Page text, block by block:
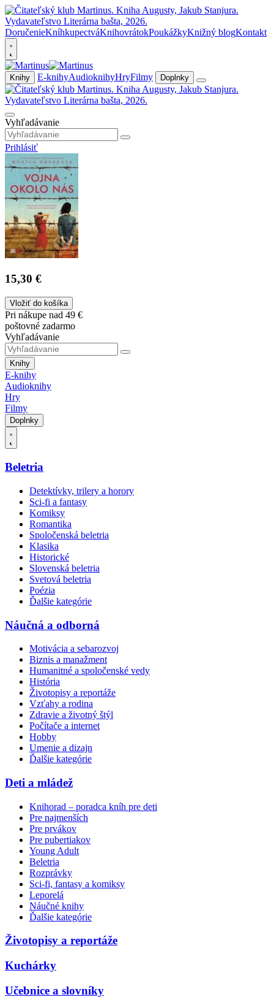
DoručenieKníhkupectváKnihovrátokPoukážkyKnižný blogKontakt
Knihy E-knihyAudioknihyHryFilmy Doplnky
Vyhľadávanie
Prihlásiť
15,30 €
Vložiť do košíka
Pri nákupe nad 49 €
poštovné zadarmo
Vyhľadávanie
Knihy
E-knihy
Audioknihy
Hry
Filmy
Doplnky
Beletria
Detektívky, trilery a horory
Sci-fi a fantasy
Komiksy
Romantika
Spoločenská beletria
Klasika
Historické
Slovenská beletria
Svetová beletria
Poézia
Ďalšie kategórie
Náučná a odborná
Motivácia a sebarozvoj
Biznis a manažment
Humanitné a spoločenské vedy
História
Životopisy a reportáže
Vzťahy a rodina
Zdravie a životný štýl
Počítače a internet
Hobby
Umenie a dizajn
Ďalšie kategórie
Deti a mládež
Knihorad – poradca kníh pre deti
Pre najmenších
Pre prvákov
Pre pubertiakov
Young Adult
Beletria
Rozprávky
Sci-fi, fantasy a komiksy
Leporelá
Náučné knihy
Ďalšie kategórie
Životopisy a reportáže
Kuchárky
Učebnice a slovníky